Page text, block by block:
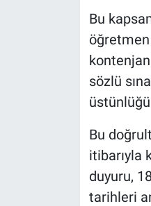
Bu
öğretmen
sözlü
Bu
itibarıyla
duyuru,
tarihleri
Ne demişti